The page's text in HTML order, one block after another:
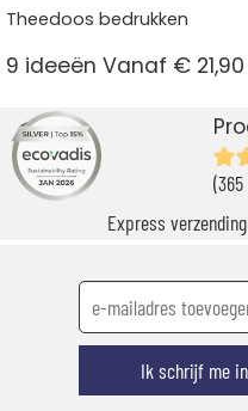
Theedoos bedrukken
9 ideeën Vanaf € 21,90
Express verzending
Ik schrijf me